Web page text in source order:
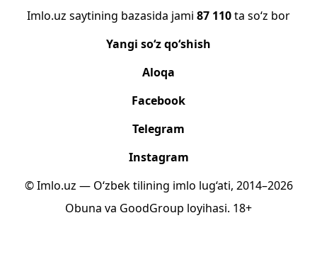
Imlo.uz saytining bazasida jami 87 110ta so‘z bor
Yangi so‘z qo‘shish
Aloqa
Facebook
Telegram
Instagram
© Imlo.uz — O‘zbek tilining imlo lug‘ati, 2014–2026
Obuna va GoodGroup loyihasi. 18+